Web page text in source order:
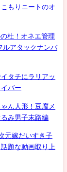
もりニートのオ
杜！オネエ管理
ルアタックナンバ
タチにラリアッ
バー
ん人形！豆腐メ
み男子末路編
元嫁だいすき子
題な動画取り上